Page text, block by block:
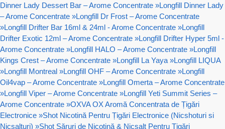
Dinner Lady Dessert Bar – Arome Concentrate »Longfill Dinner Lady
– Arome Concentrate »Longfill Dr Frost – Arome Concentrate
»Longfill Drifter Bar 16ml & 24ml - Arome Concentrate »Longfill
Drifter Exotic 12ml – Arome Concentrate »Longfill Drifter Hyper 5ml -
Arome Concentrate »Longfill HALO – Arome Concentrate »Longfill
Kings Crest – Arome Concentrate »Longfill La Yaya »Longfill LIQUA
»Longfill Montreal »Longfill OHF – Arome Concentrate »Longfill
Oil4vap – Arome Concentrate »Longfill Omerta – Arome Concentrate
»Longfill Viper – Arome Concentrate »Longfill Yeti Summit Series –
Arome Concentrate »OXVA OX Aromă Concentrata de Țigări
Electronice »Shot Nicotină Pentru Țigări Electronice (Nicshoturi si
Nicsalturi) »Shot Săruri de Nicotină & Nicsalt Pentru Țigări